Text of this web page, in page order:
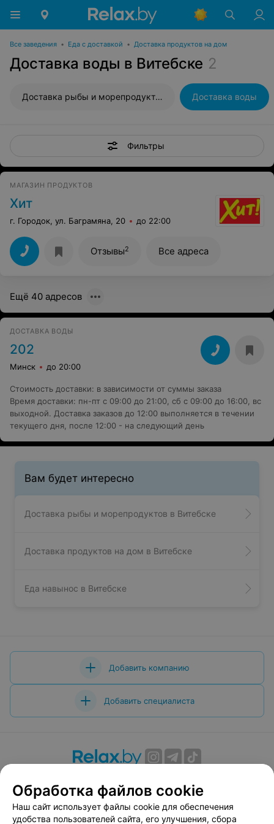
Все заведения • Еда с доставкой • Доставка продуктов на дом
Доставка воды в Витебске 2
Доставка рыбы и морепродуктов Доставка воды
Фильтры
МАГАЗИН ПРОДУКТОВ
Хит
г. Городок, ул. Баграмяна, 20 до 22:00
Отзывы2 Все адреса
Ещё 40 адресов
ДОСТАВКА ВОДЫ
202
Минск до 20:00
Стоимость доставки: в зависимости от суммы заказа
Время доставки: пн-пт с 09:00 до 21:00, сб с 09:00 до 16:00, вс
выходной. Доставка заказов до 12:00 выполняется в течении
текущего дня, после 12:00 - на следующий день
Вам будет интересно
Доставка рыбы и морепродуктов в Витебске
Доставка продуктов на дом в Витебске
Еда навынос в Витебске
Добавить компанию
Добавить специалиста
Вакансии
Публичный договор
Способы оплаты
Публичный договор по использованию сервиса
Обработка файлов cookie
Наш сайт использует файлы cookie для обеспечения
удобства пользователей сайта, его улучшения, сбора